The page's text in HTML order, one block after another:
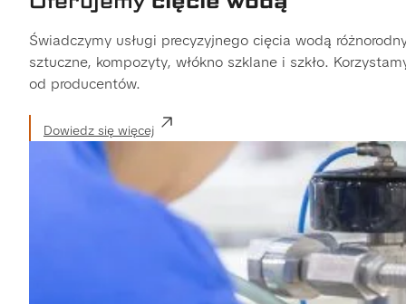
Świadczymy usługi precyzyjnego cięcia wodą
sztuczne, kompozyty, włókno szklane i szkło.
od producentów.
Dowiedz się więcej